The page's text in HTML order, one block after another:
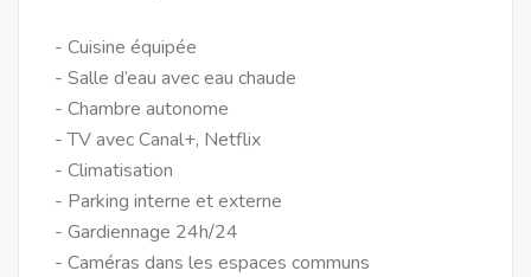
- Cuisine équipée
- Salle d’eau avec eau chaude
- Chambre autonome
- TV avec Canal+, Netflix
- Climatisation
- Parking interne et externe
- Gardiennage 24h/24
- Caméras dans les espaces communs